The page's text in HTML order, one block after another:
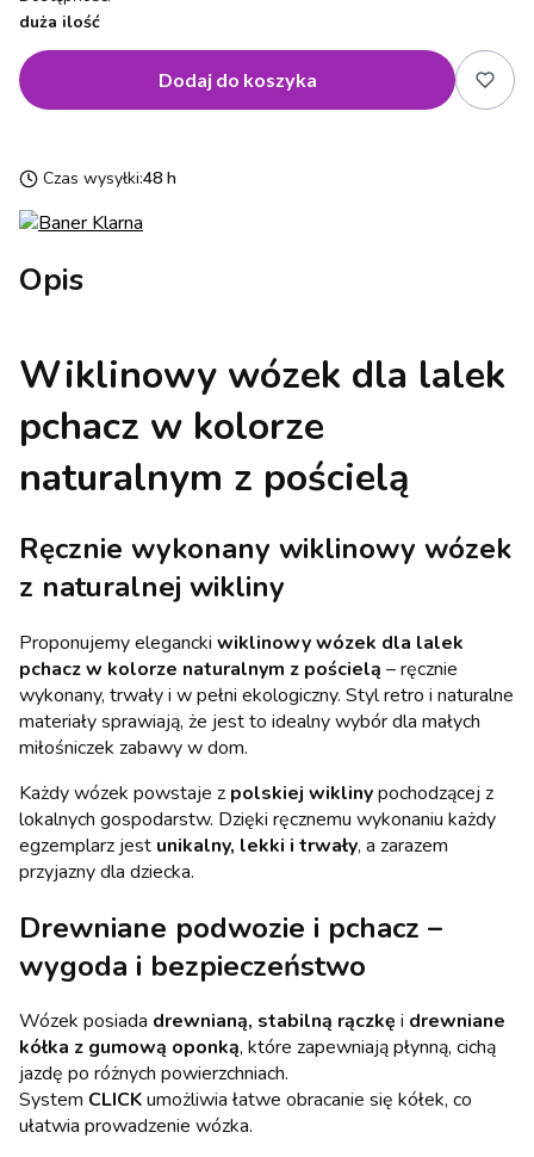
duża ilość
Dodaj do koszyka
Czas wysyłki:48 h
Opis
Wiklinowy wózek dla lalek
pchacz w kolorze
naturalnym z pościelą
Ręcznie wykonany wiklinowy wózek
z naturalnej wikliny
Proponujemy elegancki wiklinowy wózek dla lalek
pchacz w kolorze naturalnym z pościelą – ręcznie
wykonany, trwały i w pełni ekologiczny. Styl retro i naturalne
materiały sprawiają, że jest to idealny wybór dla małych
miłośniczek zabawy w dom.
Każdy wózek powstaje z polskiej wiklinypochodzącej z
lokalnych gospodarstw. Dzięki ręcznemu wykonaniu każdy
egzemplarz jest unikalny, lekki i trwały, a zarazem
przyjazny dla dziecka.
Drewniane podwozie i pchacz –
wygoda i bezpieczeństwo
Wózek posiada drewnianą, stabilną rączkę i drewniane
kółka z gumową oponką, które zapewniają płynną, cichą
jazdę po różnych powierzchniach.
System CLICKumożliwia łatwe obracanie się kółek, co
ułatwia prowadzenie wózka.